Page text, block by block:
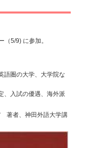
5/9) に参加。
の大学、大学院な
試の優遇、海外派
著者、 神田外語大学講